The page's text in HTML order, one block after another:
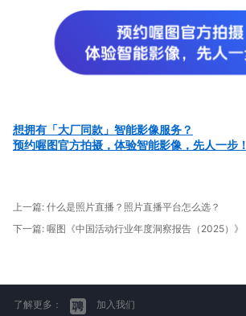
想拥有「大厂同款」智能影像服务？
预约喔图官方拍摄，体验智能影像，先人一步！
上一篇: 什么是照片直播？照片直播平台怎么选？
下一篇: 喔图《中国活动行业年度洞察报告（2025）》
了解更多： 加入我们